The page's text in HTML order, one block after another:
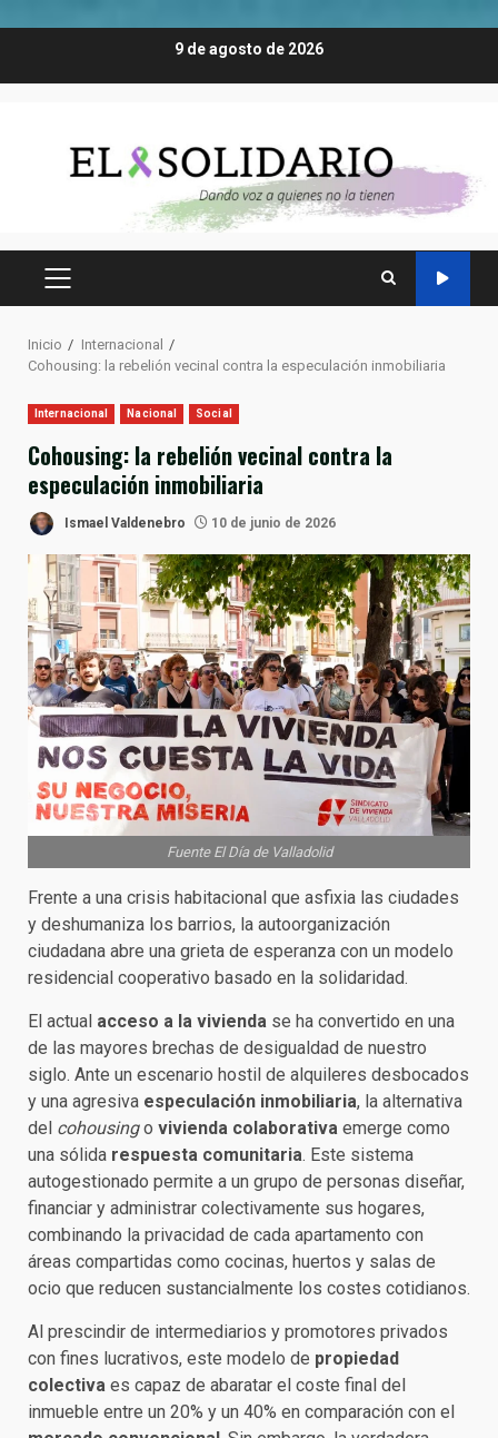
9 de agosto de 2026
MENÚ
Inicio
Internacional
Cohousing: la rebelión vecinal contra la especulación inmobiliaria
Internacional Nacional Social
Cohousing: la rebelión vecinal contra la
especulación inmobiliaria
Ismael Valdenebro 10 de junio de 2026
Fuente El Día de Valladolid
Frente a una crisis habitacional que asfixia las ciudades
y deshumaniza los barrios, la autoorganización
ciudadana abre una grieta de esperanza con un modelo
residencial cooperativo basado en la solidaridad.
El actual acceso a la vivienda se ha convertido en una
de las mayores brechas de desigualdad de nuestro
siglo. Ante un escenario hostil de alquileres desbocados
y una agresiva especulación inmobiliaria, la alternativa
del cohousingo vivienda colaborativa emerge como
una sólida respuesta comunitaria. Este sistema
autogestionado permite a un grupo de personas diseñar,
financiar y administrar colectivamente sus hogares,
combinando la privacidad de cada apartamento con
áreas compartidas como cocinas, huertos y salas de
ocio que reducen sustancialmente los costes cotidianos.
Al prescindir de intermediarios y promotores privados
con fines lucrativos, este modelo de propiedad
colectiva es capaz de abaratar el coste final del
inmueble entre un 20% y un 40% en comparación con el